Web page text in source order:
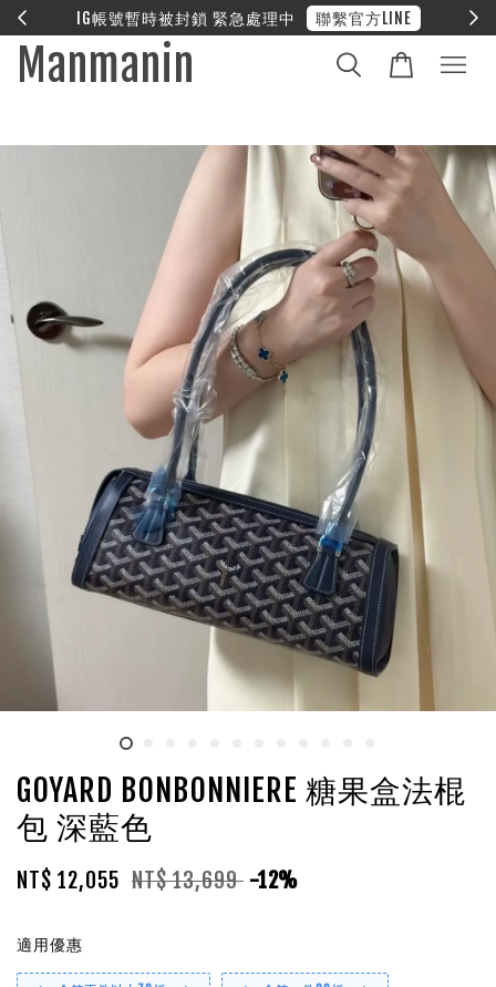
❤︎ 全館滿兩萬享免運
Manmanin
GOYARD BONBONNIERE 糖果盒法棍
包 深藍色
NT$ 12,055 NT$ 13,699 -12%
適用優惠